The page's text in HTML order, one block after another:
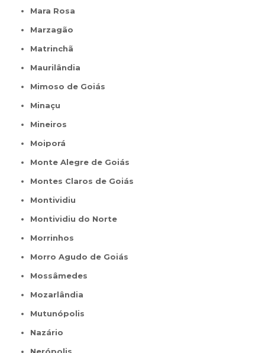
Mara Rosa
Marzagão
Matrinchã
Maurilândia
Mimoso de Goiás
Minaçu
Mineiros
Moiporá
Monte Alegre de Goiás
Montes Claros de Goiás
Montividiu
Montividiu do Norte
Morrinhos
Morro Agudo de Goiás
Mossâmedes
Mozarlândia
Mutunópolis
Nazário
Nerópolis